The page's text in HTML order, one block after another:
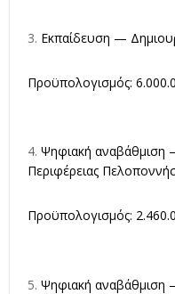
Εκπαίδευση —
Προϋπολογισμός:
Ψηφιακή αναβάθμιση
Περιφέρειας
Προϋπολογισμός:
Ψηφιακή αναβάθμιση